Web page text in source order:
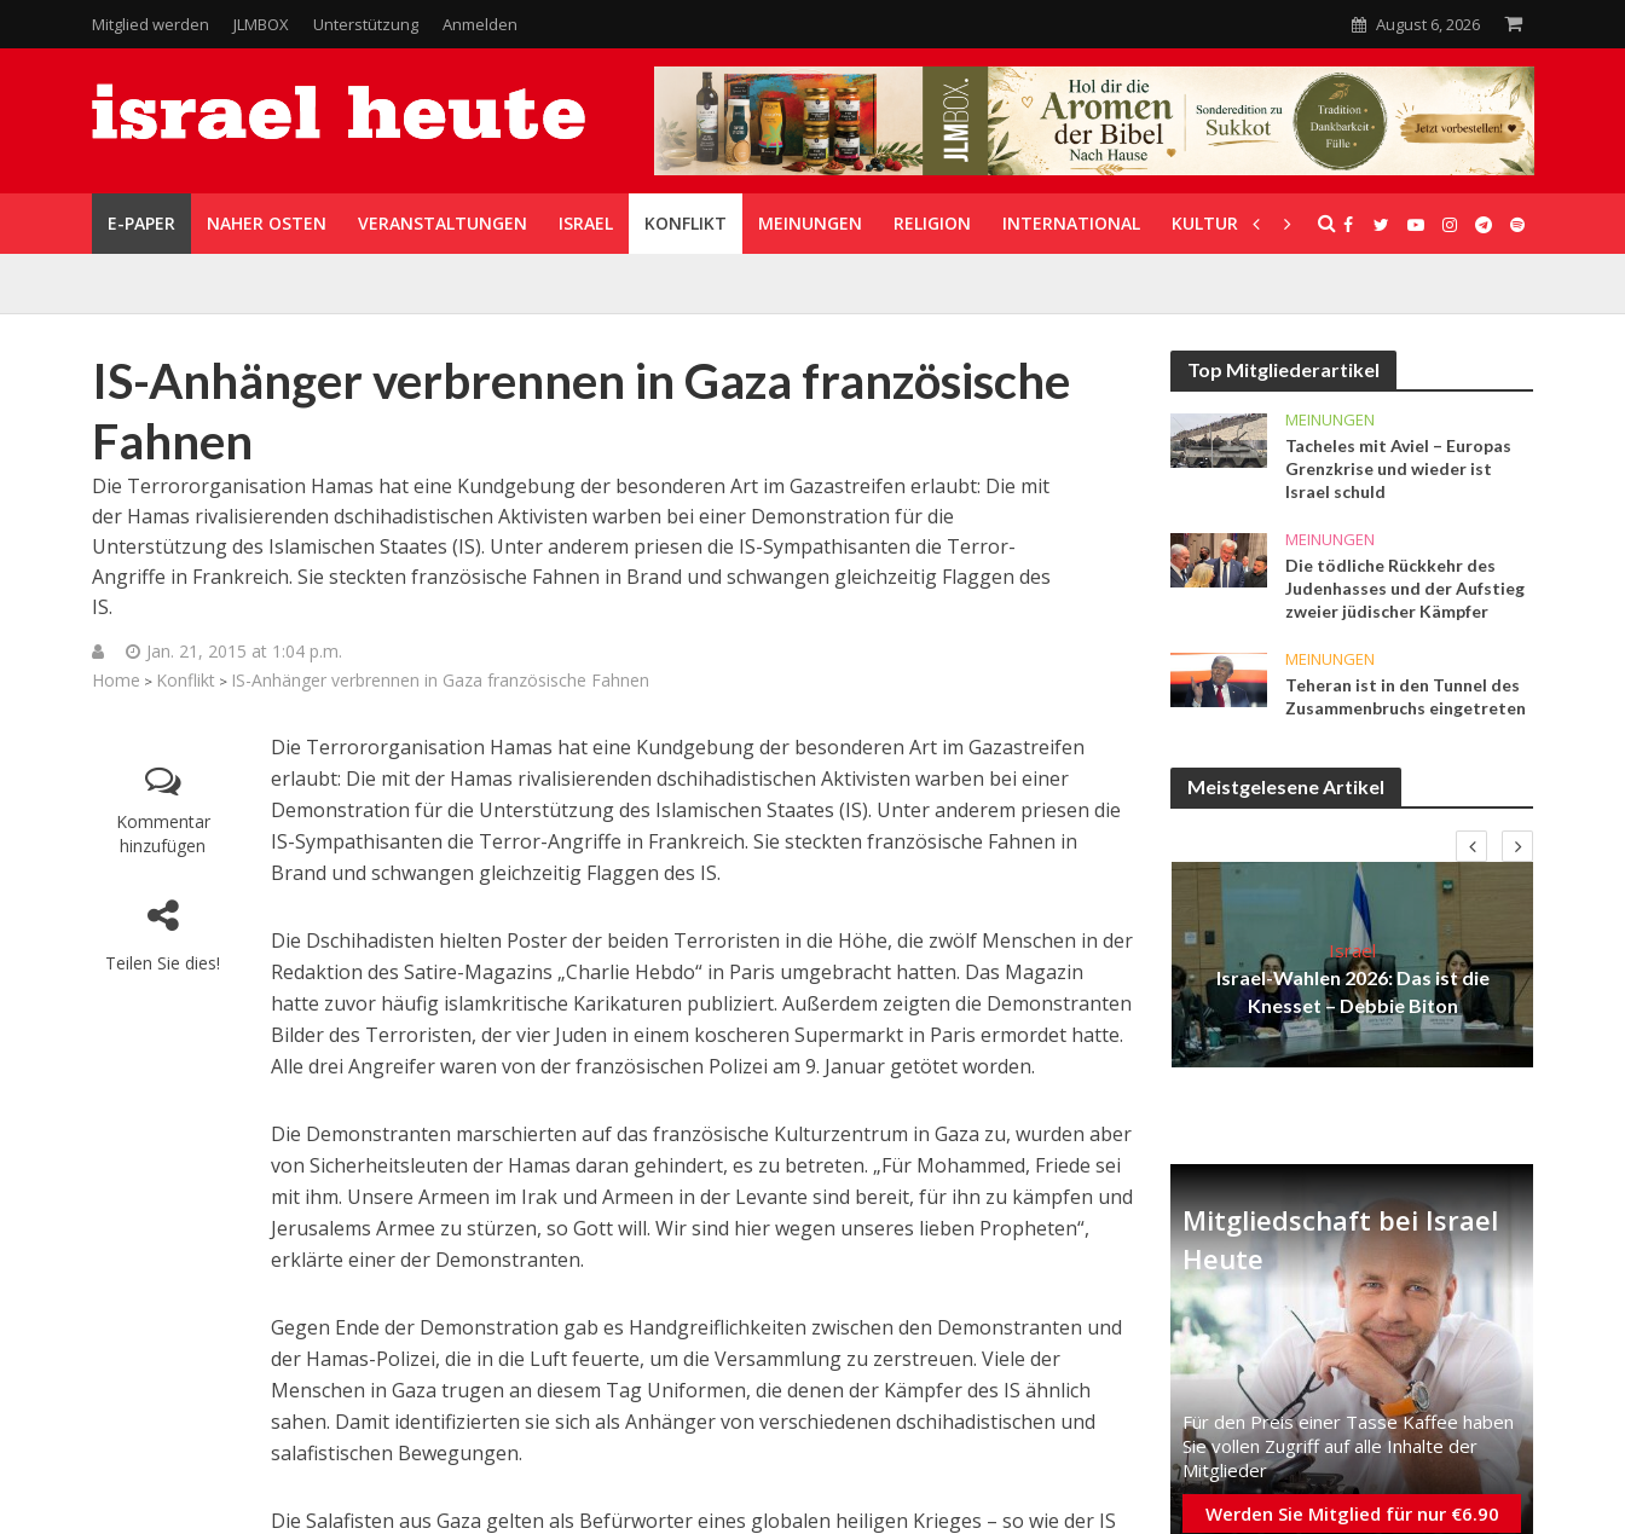
Mitglied werden JLMBOX Unterstützung Anmelden August 6, 2026
E-PAPER NAHER OSTEN VERANSTALTUNGEN ISRAEL KONFLIKT MEINUNGEN RELIGION INTERNATIONAL KULTUR UNTERSTÜTZUNG
IS-Anhänger verbrennen in Gaza französische
Fahnen
Die Terrororganisation Hamas hat eine Kundgebung der besonderen Art im Gazastreifen erlaubt: Die mit
der Hamas rivalisierenden dschihadistischen Aktivisten warben bei einer Demonstration für die
Unterstützung des Islamischen Staates (IS). Unter anderem priesen die IS-Sympathisanten die Terror-
Angriffe in Frankreich. Sie steckten französische Fahnen in Brand und schwangen gleichzeitig Flaggen des
IS.
Jan. 21, 2015 at 1:04 p.m.
Home > Konflikt > IS-Anhänger verbrennen in Gaza französische Fahnen
Kommentar
hinzufügen
Teilen Sie dies!
Die Terrororganisation Hamas hat eine Kundgebung der besonderen Art im Gazastreifen
erlaubt: Die mit der Hamas rivalisierenden dschihadistischen Aktivisten warben bei einer
Demonstration für die Unterstützung des Islamischen Staates (IS). Unter anderem priesen die
IS-Sympathisanten die Terror-Angriffe in Frankreich. Sie steckten französische Fahnen in
Brand und schwangen gleichzeitig Flaggen des IS.
Die Dschihadisten hielten Poster der beiden Terroristen in die Höhe, die zwölf Menschen in der
Redaktion des Satire-Magazins „Charlie Hebdo“ in Paris umgebracht hatten. Das Magazin
hatte zuvor häufig islamkritische Karikaturen publiziert. Außerdem zeigten die Demonstranten
Bilder des Terroristen, der vier Juden in einem koscheren Supermarkt in Paris ermordet hatte.
Alle drei Angreifer waren von der französischen Polizei am 9. Januar getötet worden.
Die Demonstranten marschierten auf das französische Kulturzentrum in Gaza zu, wurden aber
von Sicherheitsleuten der Hamas daran gehindert, es zu betreten. „Für Mohammed, Friede sei
mit ihm. Unsere Armeen im Irak und Armeen in der Levante sind bereit, für ihn zu kämpfen und
Jerusalems Armee zu stürzen, so Gott will. Wir sind hier wegen unseres lieben Propheten“,
erklärte einer der Demonstranten.
Gegen Ende der Demonstration gab es Handgreiflichkeiten zwischen den Demonstranten und
der Hamas-Polizei, die in die Luft feuerte, um die Versammlung zu zerstreuen. Viele der
Menschen in Gaza trugen an diesem Tag Uniformen, die denen der Kämpfer des IS ähnlich
sahen. Damit identifizierten sie sich als Anhänger von verschiedenen dschihadistischen und
salafistischen Bewegungen.
Die Salafisten aus Gaza gelten als Befürworter eines globalen heiligen Krieges – so wie der IS
Top Mitgliederartikel
MEINUNGEN
Tacheles mit Aviel – Europas
Grenzkrise und wieder ist
Israel schuld
MEINUNGEN
Die tödliche Rückkehr des
Judenhasses und der Aufstieg
zweier jüdischer Kämpfer
MEINUNGEN
Teheran ist in den Tunnel des
Zusammenbruchs eingetreten
Meistgelesene Artikel
Israel
Israelische Wahlen 2026: Das ist
die Knesset – Vladimir Beliak
Israel
Israelische Wahlen 2026: Das ist
die Knesset – Moshe Abutbul
Israel
Israel-Wahlen 2026: Das ist die
Knesset – Debbie Biton
Mitgliedschaft bei Israel
Heute
Für den Preis einer Tasse Kaffee haben
Sie vollen Zugriff auf alle Inhalte der
Mitglieder
Werden Sie Mitglied für nur €6.90